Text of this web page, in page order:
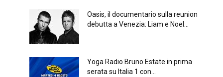
Oasis, il documentario sulla reunion
debutta a Venezia: Liam e Noel...
Yoga Radio Bruno Estate in prima
serata su Italia 1 con...